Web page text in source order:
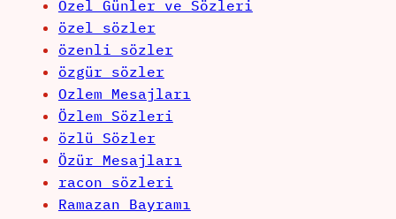
Özel Günler ve Sözleri
özel sözler
özenli sözler
özgür sözler
Ozlem Mesajları
Özlem Sözleri
özlü Sözler
Özür Mesajları
racon sözleri
Ramazan Bayramı